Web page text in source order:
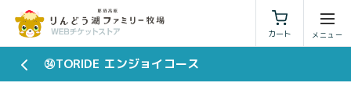
カート
利用規約 特定商取引法に基づく表示
㉞TORIDE エンジョイコース